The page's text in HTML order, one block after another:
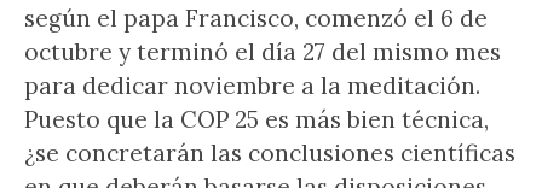
según el papa Francisco, comenzó el 6 de
octubre y terminó el día 27 del mismo mes
para dedicar noviembre a la meditación.
Puesto que la COP 25 es más bien técnica,
¿se concretarán las conclusiones científicas